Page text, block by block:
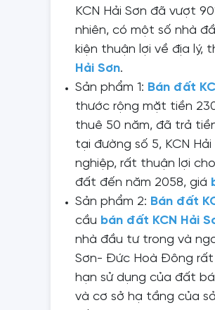
KCN Hải Sơn đã vượt
nhiên, có một số nhà
kiện thuận lợi về địa lý,
Hải Sơn.
Sản phẩm 1: Bán đất
thước rộng mặt tiền
thuê 50 năm, đã trả
tại đường số 5, KCN
nghiệp, rất thuận lợi
đất đến năm 2058, giá
Sản phẩm 2: Bán đất
cầu bán đất KCN Hải
nhà đầu tư trong và
Sơn- Đức Hoà Đông rất
hạn sử dụng của đất
và cơ sở hạ tầng của